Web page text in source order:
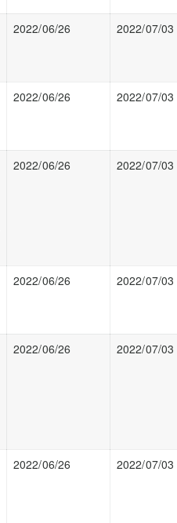
2022/06/26 2022/07/03
2022/06/26 2022/07/03
2022/06/26 2022/07/03
2022/06/26 2022/07/03
2022/06/26 2022/07/03
2022/06/26 2022/07/03